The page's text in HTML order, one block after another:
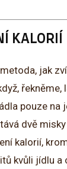
KALORIÍ
jak
pouze na
dvě
kalorií,
kvůli jídlu